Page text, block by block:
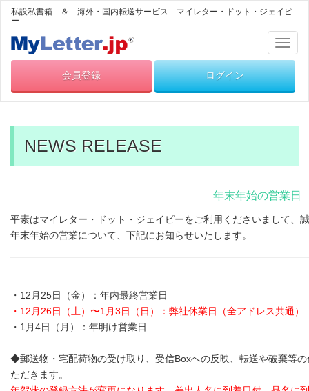
私設私書箱 ＆ 海外・国内転送サービス マイレター・ドット・ジェイピ
ー
会員登録
ログイン
NEWS RELEASE
年末年始の営業日
平素はマイレター・ドット・ジェイピーをご利用くださいまして、
年末年始の営業について、下記にお知らせいたします。
・12月25日（金）：年内最終営業日
・12月26日（土）〜1月3日（日）：弊社休業日（全アドレス共通）
・1月4日（月）：年明け営業日
◆郵送物・宅配荷物の受け取り、受信Boxへの反映、転送や破棄等
ただきます。